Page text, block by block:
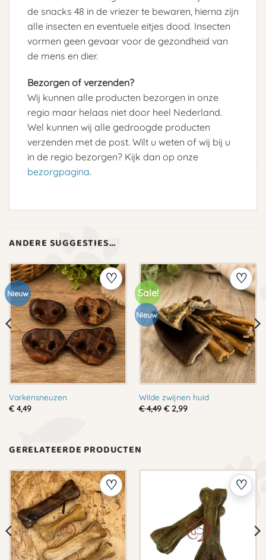
de snacks 48 in de vriezer te bewaren, hierna zijn
alle insecten en eventuele eitjes dood. Insecten
vormen geen gevaar voor de gezondheid van
de mens en dier.
Bezorgen of verzenden?
Wij kunnen alle producten bezorgen in onze
regio maar helaas niet door heel Nederland.
Wel kunnen wij alle gedroogde producten
verzenden met de post. Wilt u weten of wij bij u
in de regio bezorgen? Kijk dan op onze
bezorgpagina.
ANDERE SUGGESTIES…
Nieuw
Varkensneuzen
€4,49
Sale!
Nieuw
Wilde zwijnen huid
€4,49 Oorspronkelijke
prijs
€2,99Huidige
GERELATEERDE PRODUCTEN